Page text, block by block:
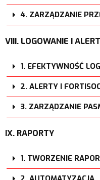
4. ZARZĄDZANIE
VIII. LOGOWANIE I
1. EFEKTYWNOŚĆ
2. ALERTY I
3. ZARZĄDZANIE
IX. RAPORTY
1. TWORZENIE